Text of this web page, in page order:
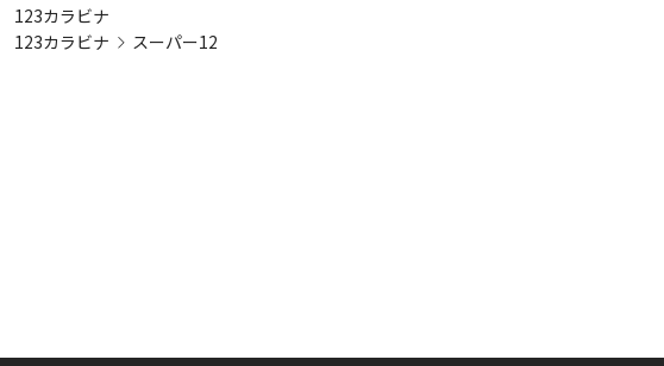
123カラビナ
123カラビナ
スーパー12